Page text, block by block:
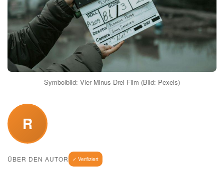
Symbolbild: Vier Minus Drei Film (Bild: Pexels)
R
ÜBER DEN AUTOR ✓ Verifiziert